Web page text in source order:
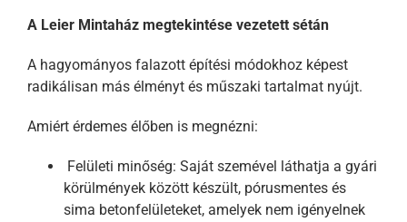
A Leier Mintaház megtekintése vezetett sétán
A hagyományos falazott építési módokhoz képest
radikálisan más élményt és műszaki tartalmat nyújt.
Amiért érdemes élőben is megnézni:
Felületi minőség: Saját szemével láthatja a gyári
körülmények között készült, pórusmentes és
sima betonfelületeket, amelyek nem igényelnek